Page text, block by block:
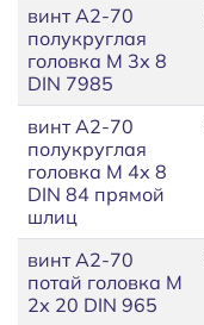
винт A2-70
полукруглая
головка М 3х 8
DIN 7985
винт A2-70
полукруглая
головка М 4х 8
DIN 84 прямой
шлиц
винт A2-70
потай головка М
2х 20 DIN 965